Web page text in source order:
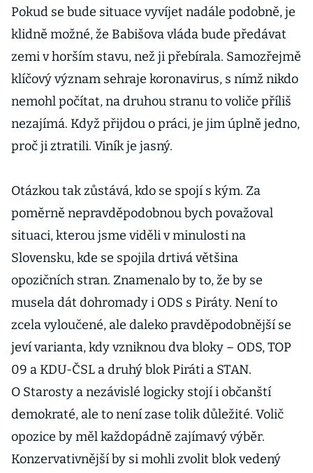
Pokud se bude situace vyvíjet nadále podobně, je
klidně možné, že Babišova vláda bude předávat
zemi v horším stavu, než ji přebírala. Samozřejmě
klíčový význam sehraje koronavirus, s nímž nikdo
nemohl počítat, na druhou stranu to voliče příliš
nezajímá. Když přijdou o práci, je jim úplně jedno,
proč ji ztratili. Viník je jasný.
Otázkou tak zůstává, kdo se spojí s kým. Za
poměrně nepravděpodobnou bych považoval
situaci, kterou jsme viděli v minulosti na
Slovensku, kde se spojila drtivá většina
opozičních stran. Znamenalo by to, že by se
musela dát dohromady i ODS s Piráty. Není to
zcela vyloučené, ale daleko pravděpodobnější se
jeví varianta, kdy vzniknou dva bloky – ODS, TOP
09 a KDU-ČSL a druhý blok Piráti a STAN.
O Starosty a nezávislé logicky stojí i občanští
demokraté, ale to není zase tolik důležité. Volič
opozice by měl každopádně zajímavý výběr.
Konzervativnější by si mohli zvolit blok vedený